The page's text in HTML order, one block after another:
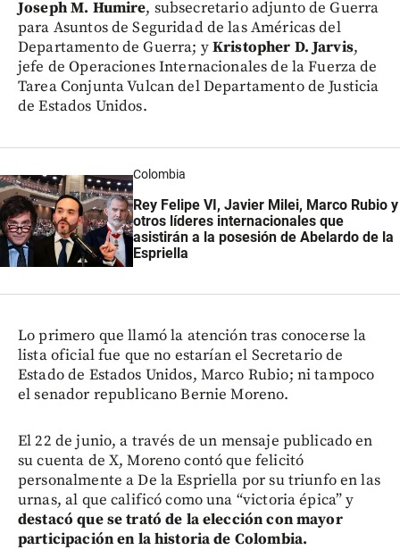
Joseph M. Humire, subsecretario adjunto de Guerra
para Asuntos de Seguridad de las Américas del
Departamento de Guerra; yKristopher D. Jarvis,
jefe de Operaciones Internacionales de la Fuerza de
Tarea Conjunta Vulcan del Departamento de Justicia
de Estados Unidos.
Colombia
Rey Felipe VI, Javier Milei, Marco Rubio y
otros líderes internacionales que
asistirán a la posesión de Abelardo de la
Espriella
Lo primero que llamó la atención tras conocerse la
lista oficial fue que no estarían el Secretario de
Estado de Estados Unidos, Marco Rubio; ni tampoco
el senador republicano Bernie Moreno.
El 22 de junio, a través de un mensaje publicado en
su cuenta de X, Moreno contó que felicitó
personalmente a De la Espriella por su triunfo en las
urnas, al que calificó como una “victoria épica” y
destacó que se trató de la elección con mayor
participación en la historia de Colombia.